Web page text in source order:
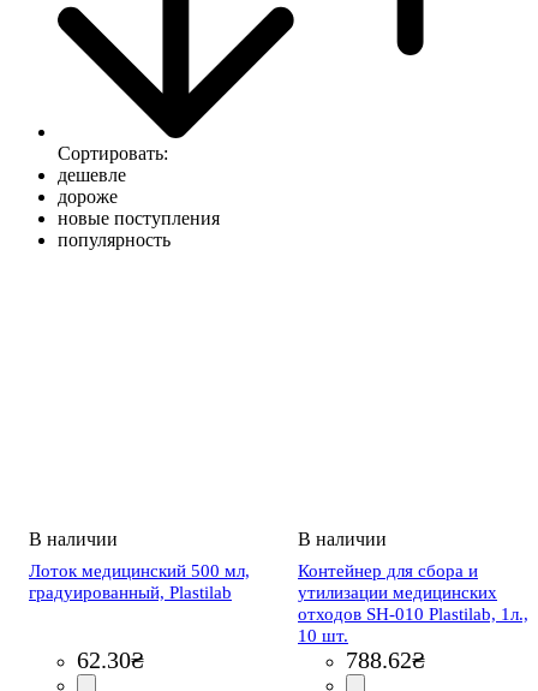
Сортировать:
дешевле
дороже
новые поступления
популярность
Лоток медицинский 500 мл,
градуированный, Plastilab
62.30₴
Контейнер для сбора и
утилизации медицинских
отходов SH-010 Plastilab, 1л.,
10 шт.
788.62₴